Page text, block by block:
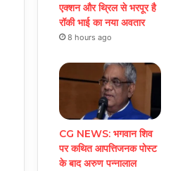
एक्शन और थ्रिल से भरपूर है
रॉकी भाई का नया अवतार
8 hours ago
CG NEWS: भगवान शिव
पर कथित आपत्तिजनक पोस्ट
के बाद अरुण पन्नालाल